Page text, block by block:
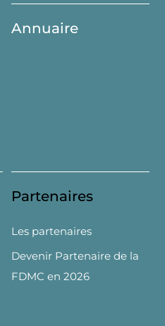
Annuaire
Partenaires
Les partenaires
Devenir Partenaire de la
FDMC en 2026